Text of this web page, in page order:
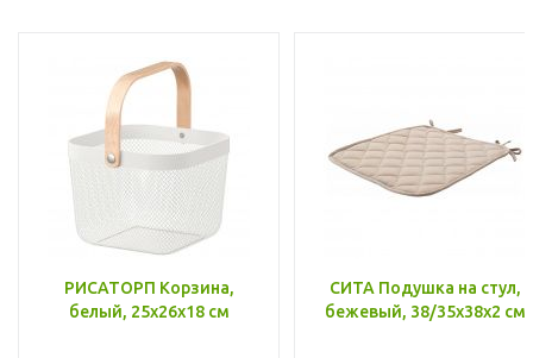
РИСАТОРП Корзина,
белый, 25x26x18 см
СИТА Подушка на стул,
бежевый, 38/35x38x2 см